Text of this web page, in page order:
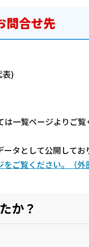
問合せ先
表)
一覧ページよりご覧
タとして公開してお
ご覧ください。（外
か？